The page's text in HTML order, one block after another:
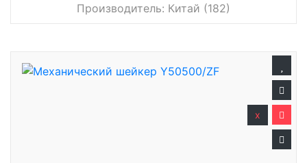
Производитель: Китай (182)
x